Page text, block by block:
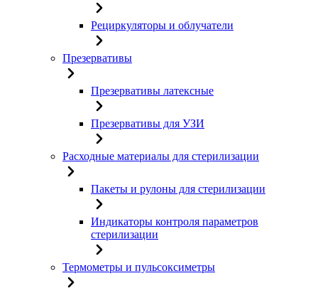
Рециркуляторы и облучатели
Презервативы
Презервативы латексные
Презервативы для УЗИ
Расходные материалы для стерилизации
Пакеты и рулоны для стерилизации
Индикаторы контроля параметров
стерилизации
Термометры и пульсоксиметры